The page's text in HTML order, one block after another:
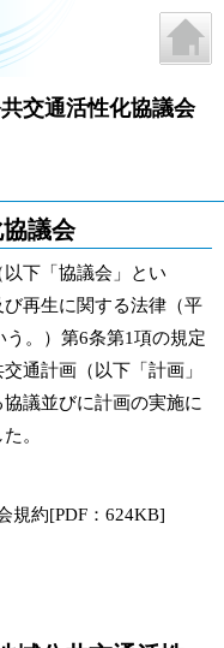
交通活性化協議会
議会
下「協議会」とい
再生に関する法律（平
。）第6条第1項の規定
通計画（以下「計画」
議並びに計画の実施に
。
規約[PDF：624KB]